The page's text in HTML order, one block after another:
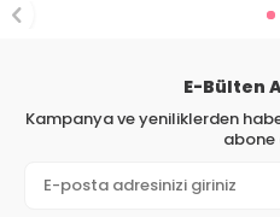
E-Bülten
Kampanya ve yeniliklerden
abone